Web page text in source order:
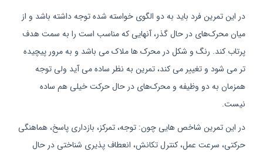
در این تمرین فرد باید به دو الگوی خواسته شده توجه داشته باشد و از
میان محرک‌های در حال گذر، آنهایی که مناسب است را به سمت هدف
پرتاب کند. رنگ و شکل در محرک ها ملاک می باشد و به مرور پیچیده
تر می شود و تغییر می کند، تمرین به نظر ساده می آید ولی توجه
همزمان به دو وظیفه و محرک‌های در حال حرکت خیلی هم ساده
نیست.
در این تمرین شاخص هایی چون: توجه، تمرکز، بازداری پاسخ، هماهنگی
حرکتی، سرعت عمل، کنترل تکانش، انعطاف پذیری شناختی در حال